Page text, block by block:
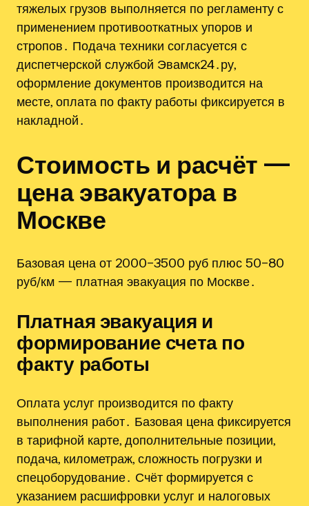
тяжелых грузов выполняется по регламенту с
применением противооткатных упоров и
стропов․ Подача техники согласуется с
диспетчерской службой Эвамск24․ру,
оформление документов производится на
месте, оплата по факту работы фиксируется в
накладной․
Стоимость и расчёт —
цена эвакуатора в
Москве
Базовая цена от 2000–3500 руб плюс 50–80
руб/км — платная эвакуация по Москве․
Платная эвакуация и
формирование счета по
факту работы
Оплата услуг производится по факту
выполнения работ․ Базовая цена фиксируется
в тарифной карте, дополнительные позиции,
подача, километраж, сложность погрузки и
спецоборудование․ Счёт формируется с
указанием расшифровки услуг и налоговых